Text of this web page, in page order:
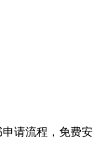
请流程，免费安